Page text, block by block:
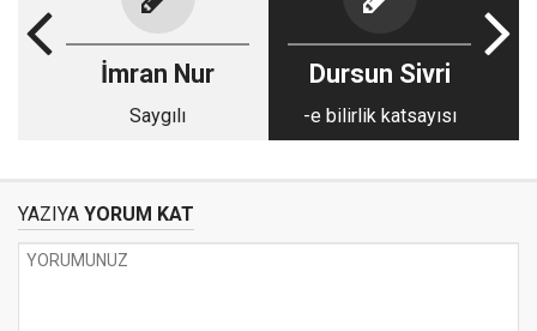
İmran Nur
Saygılı
Dursun Sivri
-e bilirlik katsayısı
YAZIYA YORUM KAT